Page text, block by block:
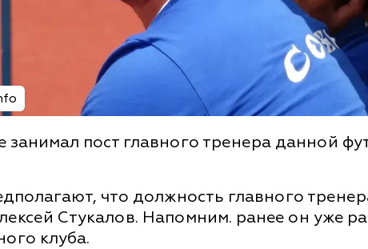
занимал пост главного тренера данной
что должность главного
Стукалов. Напомним. ранее он уже
клуба.